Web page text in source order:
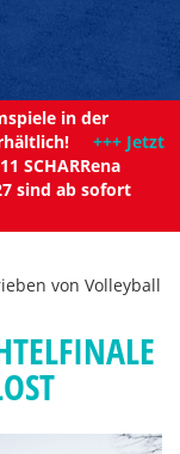
in der
+++ Jetzt
SCHARRena
sind ab sofort
von Volleyball